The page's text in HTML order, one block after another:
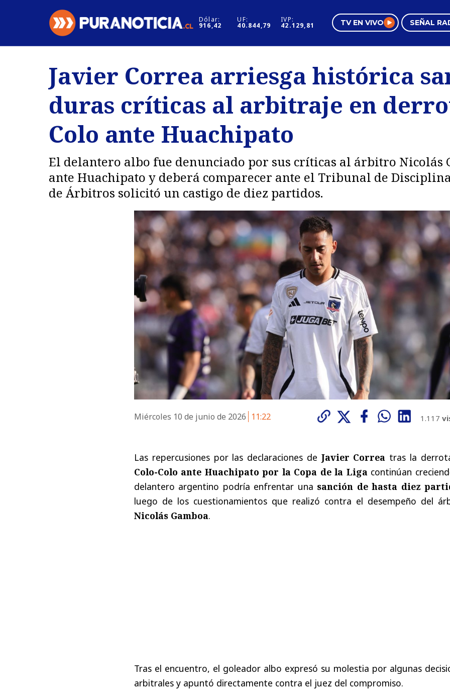
Dólar:
916,42
UF:
40.844,79
IVP:
42.129,81 TV EN VIVO SEÑAL
Regiones
Deportes
Internacional
Motores
Negocios
Pura Mujer
Javier Correa arriesga histórica
duras críticas al arbitraje en
Colo ante Huachipato
El delantero albo fue denunciado por sus críticas al árbitro Nicolás
ante Huachipato y deberá comparecer ante el Tribunal de
de Árbitros solicitó un castigo de diez partidos.
Miércoles 10 de junio de 2026 11:22 1.117
Las repercusiones por las declaraciones de Javier Correa tras la
Colo-Colo ante Huachipato por la Copa de la Liga continúan
delantero argentino podría enfrentar una sanción de hasta diez
luego de los cuestionamientos que realizó contra el desempeño del
Nicolás Gamboa.
Tras el encuentro, el goleador albo expresó su molestia por algunas
arbitrales y apuntó directamente contra el juez del compromiso.